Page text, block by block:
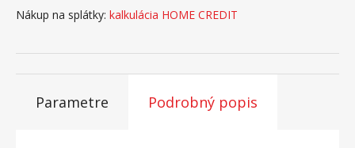
Nákup na splátky: kalkulácia HOME CREDIT
Parametre Podrobný popis